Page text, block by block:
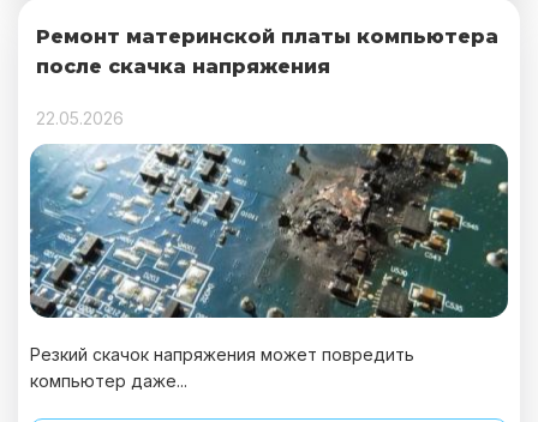
Ремонт материнской платы компьютера
после скачка напряжения
22.05.2026
Резкий скачок напряжения может повредить
компьютер даже...